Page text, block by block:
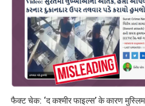
फैक्ट चेक: ‘द कश्मीर फाइल्स’ के कारण